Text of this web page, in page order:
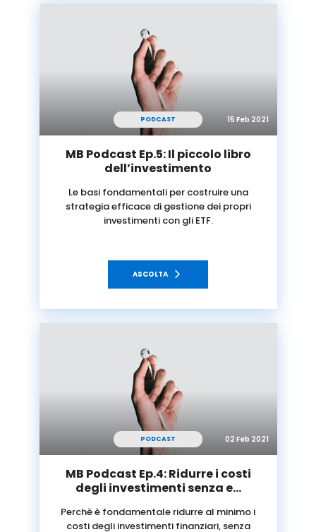
PODCAST 15 Feb 2021
MB Podcast Ep.5: Il piccolo libro
dell’investimento
Le basi fondamentali per costruire una
strategia efficace di gestione dei propri
investimenti con gli ETF.
ASCOLTA
PODCAST 02 Feb 2021
MB Podcast Ep.4: Ridurre i costi
degli investimenti senza e…
Perchè è fondamentale ridurre al minimo i
costi degli investimenti finanziari, senza